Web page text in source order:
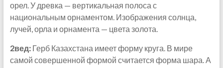
орел. У древка — вертикальная полоса с
национальным орнаментом. Изображения солнца,
лучей, орла и орнамента — цвета золота.
2вед:Герб Казахстана имеет форму круга. В мире
самой совершенной формой считается форма шара. А